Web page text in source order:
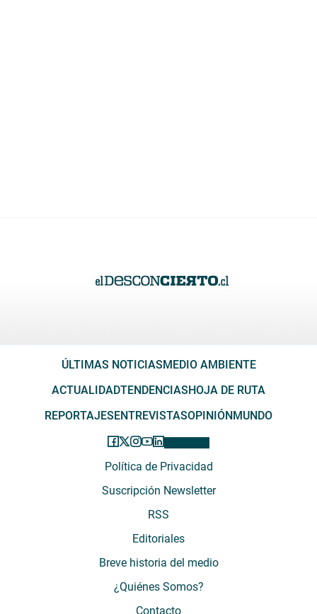
ÚLTIMAS NOTICIAS MEDIO AMBIENTE
ACTUALIDADTENDENCIAS HOJA DE RUTA
REPORTAJES ENTREVISTASOPINIÓN MUNDO
Política de Privacidad
Suscripción Newsletter
RSS
Editoriales
Breve historia del medio
¿Quiénes Somos?
Contacto